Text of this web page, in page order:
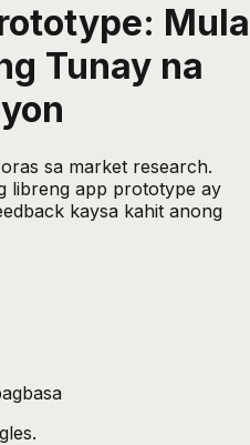
Mula
Tunay na
sa market research.
libreng app prototype ay
kaysa kahit anong